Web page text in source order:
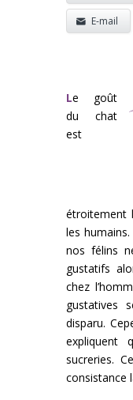
E-mail
Le goût
du chat
est
étroitement
les
nos félins
gustatifs
chez
gustatives
disparu.
expliquent
sucreries.
consistance